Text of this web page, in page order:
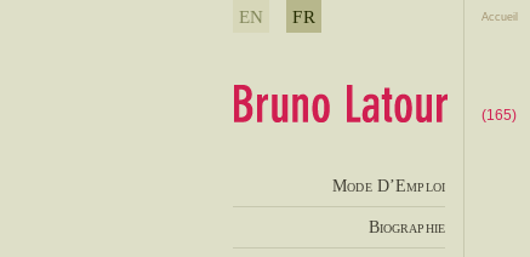
Accueil
(165)
EN FR
Mode D’Emploi
Biographie